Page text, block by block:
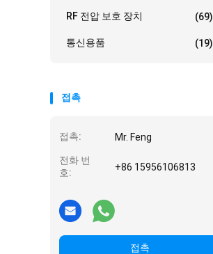
RF 전압 보호 장치 (69)
통신용품 (19)
접촉
접촉: Mr. Feng
전화 번
호:
+86 15956106813
접촉